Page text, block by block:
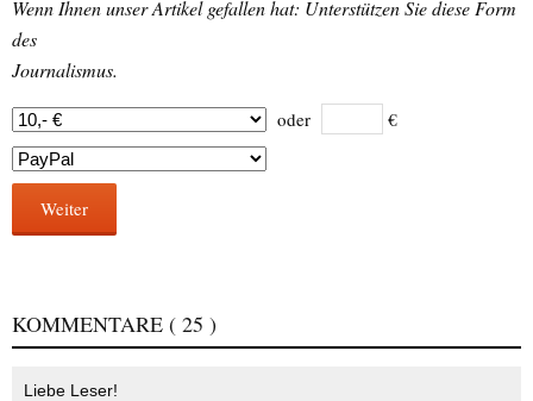
Wenn Ihnen unser Artikel gefallen hat: Unterstützen Sie diese Form
des
Journalismus.
oder €
Weiter
KOMMENTARE ( 25 )
Liebe Leser!